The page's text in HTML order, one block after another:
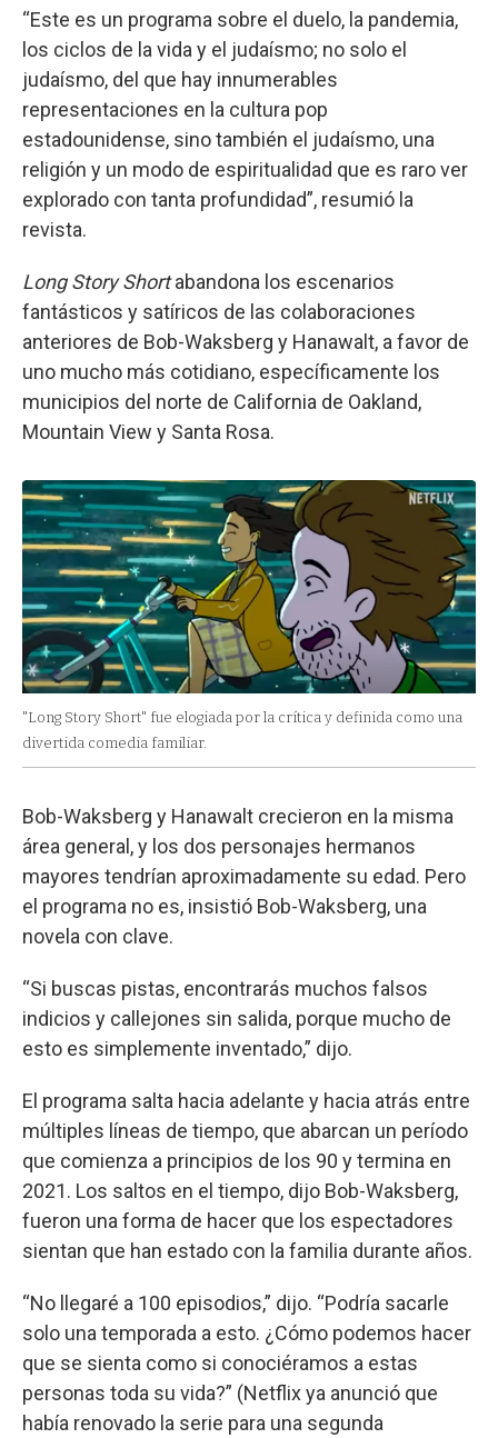
“Este es un programa sobre el duelo, la pandemia,
los ciclos de la vida y el judaísmo; no solo el
judaísmo, del que hay innumerables
representaciones en la cultura pop
estadounidense, sino también el judaísmo, una
religión y un modo de espiritualidad que es raro ver
explorado con tanta profundidad”, resumió la
revista.
Long Story Shortabandona los escenarios
fantásticos y satíricos de las colaboraciones
anteriores de Bob-Waksberg y Hanawalt, a favor de
uno mucho más cotidiano, específicamente los
municipios del norte de California de Oakland,
Mountain View y Santa Rosa.
"Long Story Short" fue elogiada por la crítica y definida como una
divertida comedia familiar.
Bob-Waksberg y Hanawalt crecieron en la misma
área general, y los dos personajes hermanos
mayores tendrían aproximadamente su edad. Pero
el programa no es, insistió Bob-Waksberg, una
novela con clave.
“Si buscas pistas, encontrarás muchos falsos
indicios y callejones sin salida, porque mucho de
esto es simplemente inventado,” dijo.
El programa salta hacia adelante y hacia atrás entre
múltiples líneas de tiempo, que abarcan un período
que comienza a principios de los 90 y termina en
2021. Los saltos en el tiempo, dijo Bob-Waksberg,
fueron una forma de hacer que los espectadores
sientan que han estado con la familia durante años.
“No llegaré a 100 episodios,” dijo. “Podría sacarle
solo una temporada a esto. ¿Cómo podemos hacer
que se sienta como si conociéramos a estas
personas toda su vida?” (Netflix ya anunció que
había renovado la serie para una segunda